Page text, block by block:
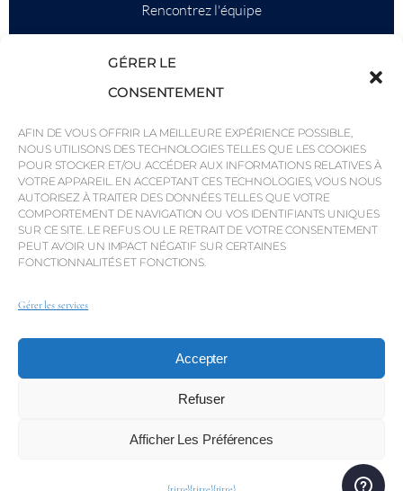
GÉRER LE
CONSENTEMENT
AFIN DE VOUS OFFRIR LA MEILLEURE EXPÉRIENCE POSSIBLE,
NOUS UTILISONS DES TECHNOLOGIES TELLES QUE LES COOKIES
POUR STOCKER ET/OU ACCÉDER AUX INFORMATIONS RELATIVES À
VOTRE APPAREIL. EN ACCEPTANT CES TECHNOLOGIES, VOUS NOUS
AUTORISEZ À TRAITER DES DONNÉES TELLES QUE VOTRE
COMPORTEMENT DE NAVIGATION OU VOS IDENTIFIANTS UNIQUES
SUR CE SITE. LE REFUS OU LE RETRAIT DE VOTRE CONSENTEMENT
PEUT AVOIR UN IMPACT NÉGATIF SUR CERTAINES
FONCTIONNALITÉS ET FONCTIONS.
Gérer les services
Accepter
Refuser
Afficher Les Préférences
Rencontrez l'équipe
Pourquoi QP Savills ?
Actualités et événements
Cartes de la région
Communauté
Carrières
Tous droits réservés 2026.
Politique de confidentialitéMentions légales
Conditions généralesCanal de dénonciation
© QP Savills – Mills & Mills Lda. Tous droits réservés. Licence